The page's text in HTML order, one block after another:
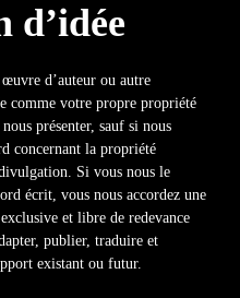
d’idée
d’auteur ou autre
comme votre propre propriété
présenter, sauf si nous
concernant la propriété
Si vous nous le
écrit, vous nous accordez une
et libre de redevance
publier, traduire et
existant ou futur.